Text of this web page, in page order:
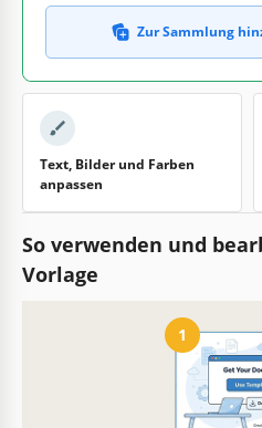
Zur Sammlung
Text, Bilder und Farben
anpassen
So verwenden und
Vorlage
1